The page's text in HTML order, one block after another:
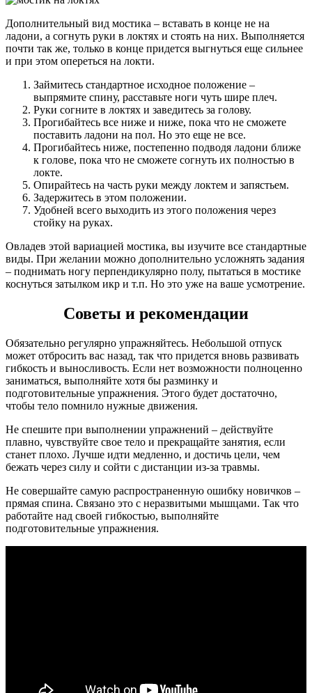
Дополнительный вид мостика – вставать в конце не на
ладони, а согнуть руки в локтях и стоять на них. Выполняется
почти так же, только в конце придется выгнуться еще сильнее
и при этом опереться на локти.
Займитесь стандартное исходное положение –
выпрямите спину, расставьте ноги чуть шире плеч.
Руки согните в локтях и заведитесь за голову.
Прогибайтесь все ниже и ниже, пока что не сможете
поставить ладони на пол. Но это еще не все.
Прогибайтесь ниже, постепенно подводя ладони ближе
к голове, пока что не сможете согнуть их полностью в
локте.
Опирайтесь на часть руки между локтем и запястьем.
Задержитесь в этом положении.
Удобней всего выходить из этого положения через
стойку на руках.
Овладев этой вариацией мостика, вы изучите все стандартные
виды. При желании можно дополнительно усложнять задания
– поднимать ногу перпендикулярно полу, пытаться в мостике
коснуться затылком икр и т.п. Но это уже на ваше усмотрение.
Советы и рекомендации
Обязательно регулярно упражняйтесь. Небольшой отпуск
может отбросить вас назад, так что придется вновь развивать
гибкость и выносливость. Если нет возможности полноценно
заниматься, выполняйте хотя бы разминку и
подготовительные упражнения. Этого будет достаточно,
чтобы тело помнило нужные движения.
Не спешите при выполнении упражнений – действуйте
плавно, чувствуйте свое тело и прекращайте занятия, если
станет плохо. Лучше идти медленно, и достичь цели, чем
бежать через силу и сойти с дистанции из-за травмы.
Не совершайте самую распространенную ошибку новичков –
прямая спина. Связано это с неразвитыми мышцами. Так что
работайте над своей гибкостью, выполняйте
подготовительные упражнения.